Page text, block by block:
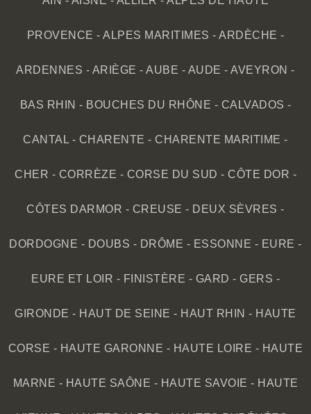
PROVENCE - ALPES MARITIMES - ARDÈCHE -
ARDENNES - ARIÈGE -AUBE - AUDE -AVEYRON -
BAS RHIN - BOUCHES DU RHÔNE - CALVADOS -
CANTAL - CHARENTE -CHARENTE MARITIME -
CHER - CORRÈZE - CORSE DU SUD - CÔTE DOR -
CÔTES DARMOR - CREUSE - DEUX SÈVRES -
DORDOGNE - DOUBS - DRÔME - ESSONNE - EURE -
EURE ET LOIR - FINISTÈRE - GARD - GERS -
GIRONDE - HAUT DE SEINE - HAUT RHIN - HAUTE
CORSE - HAUTE GARONNE - HAUTE LOIRE - HAUTE
MARNE - HAUTE SAÔNE - HAUTE SAVOIE - HAUTE